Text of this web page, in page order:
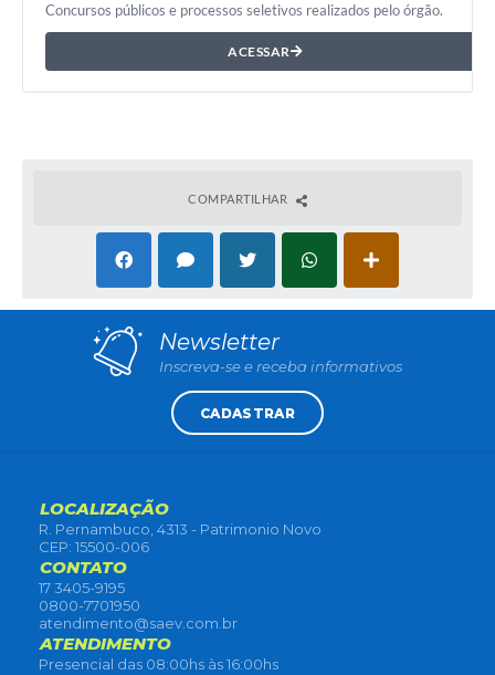
Concursos públicos e processos seletivos realizados pelo órgão.
ACESSAR
COMPARTILHAR
Newsletter
Inscreva-se e receba informativos
CADASTRAR
LOCALIZAÇÃO
R. Pernambuco, 4313 - Patrimonio Novo
CEP: 15500-006
CONTATO
17 3405-9195
0800-7701950
atendimento@saev.com.br
ATENDIMENTO
Presencial das 08:00hs às 16:00hs